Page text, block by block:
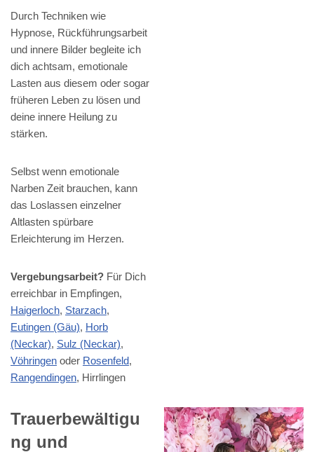
Durch Techniken wie
Hypnose, Rückführungsarbeit
und innere Bilder begleite ich
dich achtsam, emotionale
Lasten aus diesem oder sogar
früheren Leben zu lösen und
deine innere Heilung zu
stärken.
Selbst wenn emotionale
Narben Zeit brauchen, kann
das Loslassen einzelner
Altlasten spürbare
Erleichterung im Herzen.
Vergebungsarbeit? Für Dich
erreichbar in Empfingen,
Haigerloch, Starzach,
Eutingen (Gäu), Horb
(Neckar), Sulz (Neckar),
Vöhringen oder Rosenfeld,
Rangendingen, Hirrlingen
Trauerbewältigu
ng und